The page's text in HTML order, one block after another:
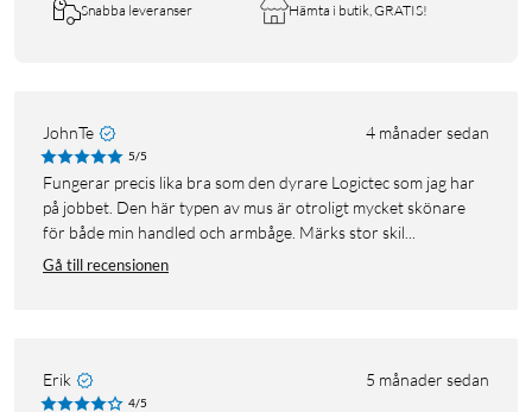
Snabba leveranser Hämta i butik, GRATIS!
JohnTe 4 månader sedan
5/5
Fungerar precis lika bra som den dyrare Logictec som jag har
på jobbet. Den här typen av mus är otroligt mycket skönare
för både min handled och armbåge. Märks stor skil...
Gå till recensionen
Erik 5 månader sedan
4/5